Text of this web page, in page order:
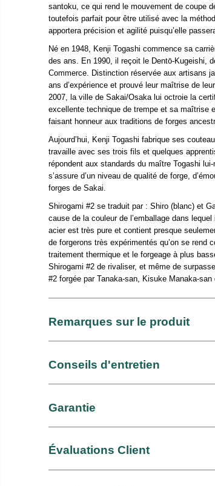
santoku, ce qui rend le mouvement de coupe
toutefois parfait pour être utilisé avec la
apportera précision et agilité puisqu’elle
Né en 1948, Kenji Togashi commence sa
des ans. En 1990, il reçoit le Dentō-Kugeishi,
Commerce. Distinction réservée aux artisans
ans d’expérience et prouvé leur maîtrise de
2007, la ville de Sakai/Osaka lui octroie la
excellente technique de trempe et sa maîtrise
faisant honneur aux traditions de forges
Aujourd’hui, Kenji Togashi fabrique ses
travaille avec ses trois fils et quelques
répondent aux standards du maître Togashi
s’assure d’un niveau de qualité de forge,
forges de Sakai.
Shirogami #2 se traduit par : Shiro (blanc) et
cause de la couleur de l’emballage dans
acier est très pure et contient presque
de forgerons très expérimentés qu’on se rend
traitement thermique et le forgeage à plus
Shirogami #2 de rivaliser, et même de
#2 forgée par Tanaka-san, Kisuke Manaka-
Remarques sur le produit
Conseils d'entretien
Garantie
Évaluations Client